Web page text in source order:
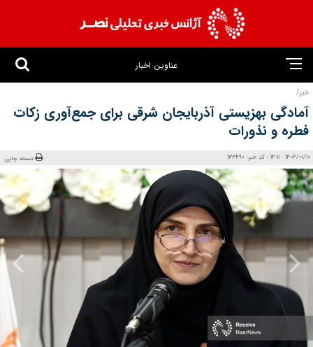
عناوین اخبار
خبر/
آمادگی بهزیستی آذربایجان شرقی برای جمع‌آوری زکات
فطره و نذورات
1404/01/10 - 14:11 - کد خبر: 133490 نسخه چاپی